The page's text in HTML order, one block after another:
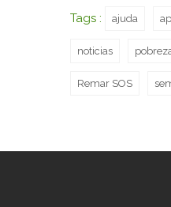
Tags : ajuda
noticias
Remar SOS